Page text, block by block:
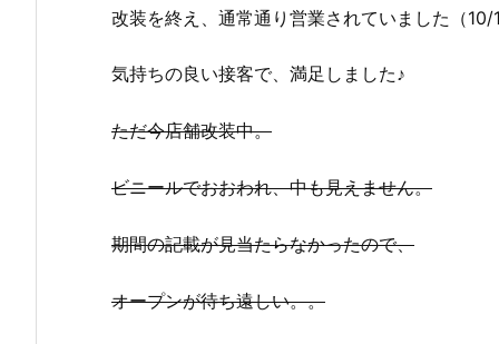
改装を終え、通常通り営業されていました（10/
気持ちの良い接客で、満足しました♪
ただ今店舗改装中。
ビニールでおおわれ、中も見えません。
期間の記載が見当たらなかったので、
オープンが待ち遠しい。。